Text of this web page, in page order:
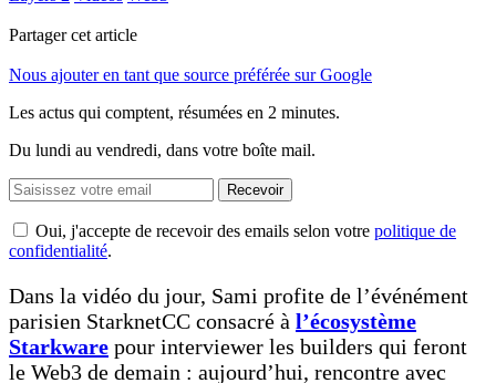
Partager cet article
Nous ajouter en tant que source préférée sur Google
Les actus qui comptent, résumées en 2 minutes.
Du lundi au vendredi, dans votre boîte mail.
Recevoir
Oui, j'accepte de recevoir des emails selon votre politique de
confidentialité.
Dans la vidéo du jour, Sami profite de l’événément
parisien StarknetCC consacré à l’écosystème
Starkware pour interviewer les builders qui feront
le Web3 de demain : aujourd’hui, rencontre avec